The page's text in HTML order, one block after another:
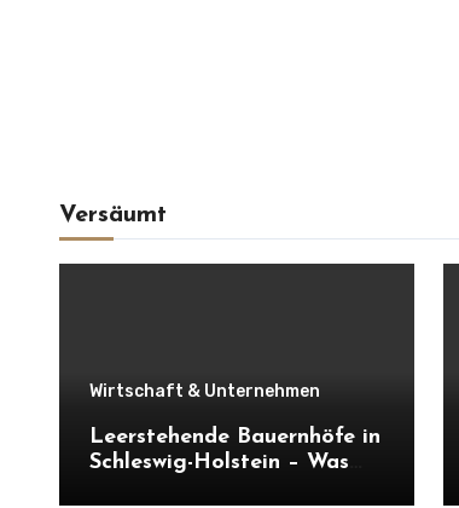
Versäumt
Wirtschaft & Unternehmen
Leerstehende Bauernhöfe in
Schleswig-Holstein – Was